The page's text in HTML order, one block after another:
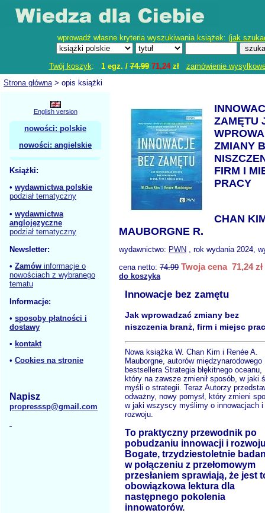
wprowadź własne kryteria wyszukiwania książek: (jak
Twój koszyk: 1 egz. /74.99 71,24zł
zamówienie
Strona główna> opis książki
English version
nowości: polskie
nowości: angielskie
Książki:
• wydawnictwa polskie
podział tematyczny
• wydawnictwa
anglojęzyczne
podział tematyczny
Newsletter:
• Zamów informacje o
nowościach z wybranego
tematu
Informacje:
• sposoby płatności i
dostawy
• kontakt
• Cookies na stronie
Napisz
propresssp@gmail.com
ZAMĘTU
ZMIANY
FIRM I
PRACY
CHAN
MAUBORGNE R.
wydawnictwo: PWN , rok wydania 2024,
cena netto: 74.99 Twoja cena 71,24 zł
do koszyka
Innowacje bez zamętu
Jak wprowadzać zmiany bez
niszczenia branż, firm i miejsc
Nowa książka W. Chan Kim i Renée A.
Mauborgne, autorów międzynarodowego
bestsellera Strategia błękitnego oceanu,
który na zawsze zmienił sposób, w jaki
myśli o strategii. Teraz Autorzy
odważny, nowy pomysł, który zmieni
w jaki wszyscy myślimy o innowacjach i
rozwoju.
To praktyczny przewodnik po
pobudzaniu innowacji i
Bogate, trzydziestoletnie
w połączeniu z przełomowym
przesłaniem sprawiają, że jest
obowiązkowa lektura dla
następnego pokolenia
innowatorów.